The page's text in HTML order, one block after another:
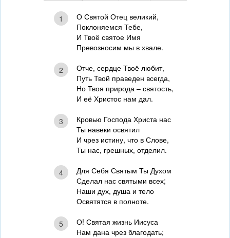
1
О Святой Отец великий,
Поклоняемся Тебе,
И Твоё святое Имя
Превозносим мы в хвале.
2
Отче, сердце Твоё любит,
Путь Твой праведен всегда,
Но Твоя природа – святость,
И её Христос нам дал.
3
Кровью Господа Христа нас
Ты навеки освятил
И чрез истину, что в Слове,
Ты нас, грешных, отделил.
4
Для Себя Святым Ты Духом
Сделал нас святыми всех;
Наши дух, душа и тело
Освятятся в полноте.
5
О! Святая жизнь Иисуса
Нам дана чрез благодать;